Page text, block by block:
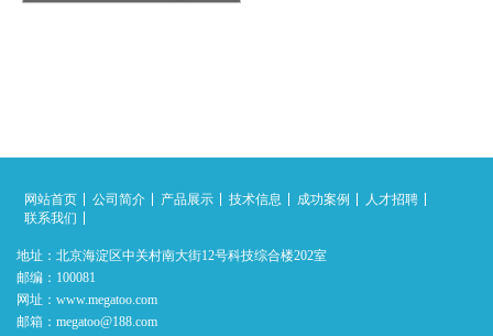
网站首页 公司简介 产品展示 技术信息 成功案例
人才招聘
联系我们
地址：北京海淀区中关村南大街12号科技综合楼202室
邮编：100081
网址：www.megatoo.com
邮箱：megatoo@188.com